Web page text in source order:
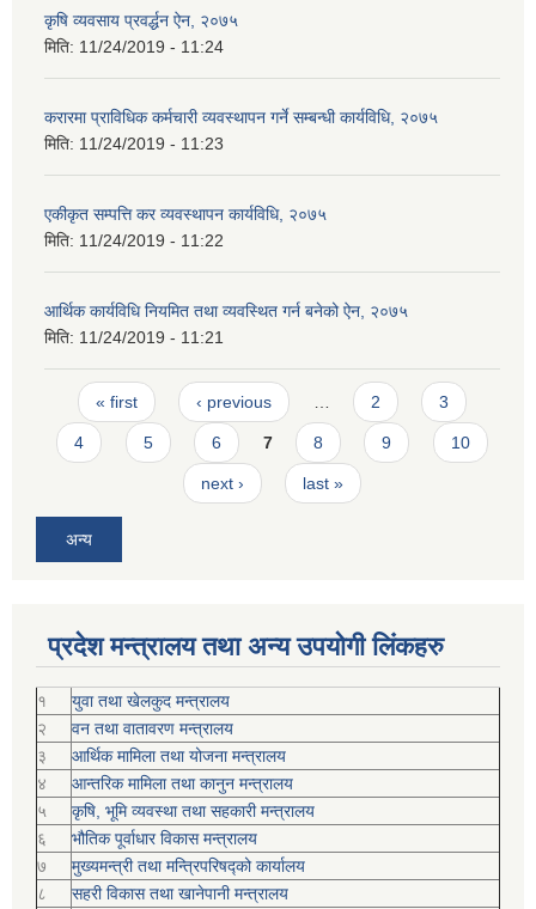
कृषि व्यवसाय प्रवर्द्धन ऐन, २०७५
मिति: 11/24/2019 - 11:24
करारमा प्राविधिक कर्मचारी व्यवस्थापन गर्ने सम्बन्धी कार्यविधि, २०७५
मिति: 11/24/2019 - 11:23
एकीकृत सम्पत्ति कर व्यवस्थापन कार्यविधि, २०७५
मिति: 11/24/2019 - 11:22
आर्थिक कार्यविधि नियमित तथा व्यवस्थित गर्न बनेको ऐन, २०७५
मिति: 11/24/2019 - 11:21
Pages
« first ‹ previous … 2 3
4 5 6 7 8 9 10
next › last »
अन्य
प्रदेश मन्त्रालय तथा अन्य उपयोगी लिंकहरु
१
युवा तथा खेलकुद मन्त्रालय
२
वन तथा वातावरण मन्त्रालय
३
आर्थिक मामिला तथा योजना मन्त्रालय
४
आन्तरिक मामिला तथा कानुन मन्त्रालय
५
कृषि, भूमि व्यवस्था तथा सहकारी मन्त्रालय
६
भौतिक पूर्वाधार विकास मन्त्रालय
७
मुख्यमन्त्री तथा मन्त्रिपरिषद्को कार्यालय
८
सहरी विकास तथा खानेपानी मन्त्रालय